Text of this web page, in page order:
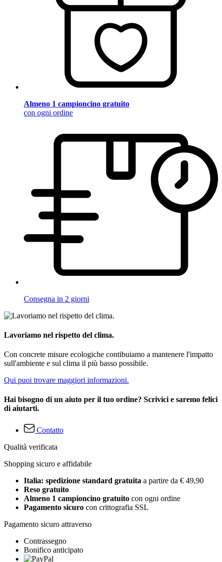
Almeno 1 campioncino gratuito
con ogni ordine
Consegna in 2 giorni
Lavoriamo nel rispetto del clima.
Con concrete misure ecologiche contibuiamo a mantenere l'impatto
sull'ambiente e sul clima il più basso possibile.
Qui puoi trovare maggiori informazioni.
Hai bisogno di un aiuto per il tuo ordine? Scrivici e saremo felici
di aiutarti.
Contatto
Qualità verificata
Shopping sicuro e affidabile
Italia: spedizione standard gratuita a partire da € 49,90
Reso gratuito
Almeno 1 campioncino gratuito con ogni ordine
Pagamento sicuro con crittografia SSL
Pagamento sicuro attraverso
Contrassegno
Bonifico anticipato